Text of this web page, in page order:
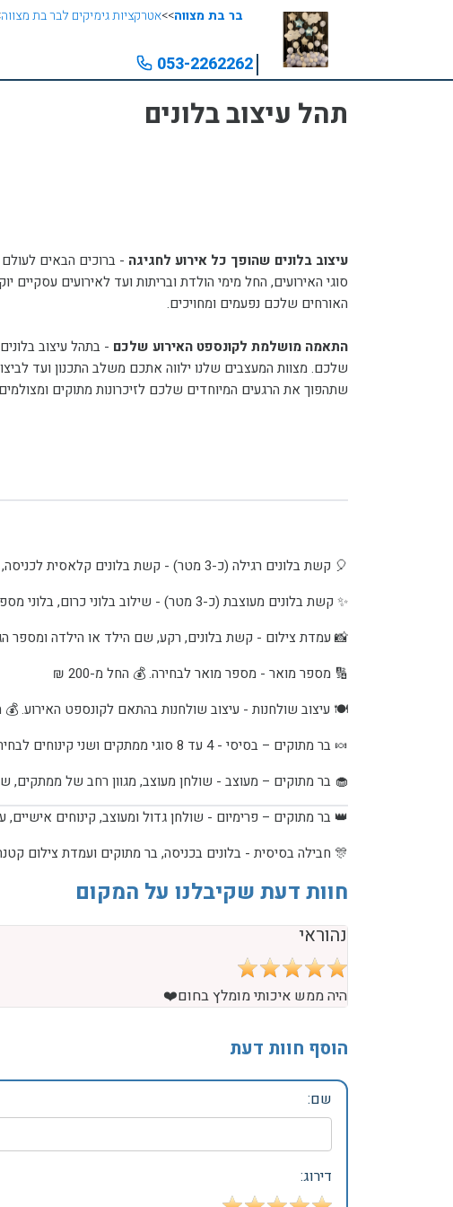
בר בת מצווה>>אטרקציות גימיקים לבר בת מצווה
053-2262262⁩
תהל עיצוב בלונים
עיצוב בלונים שהופך כל אירוע לחגיגה - ברוכים הבאים
סוגי האירועים, החל מימי הולדת ובריתות ועד לאירועים
האורחים שלכם נפעמים ומחויכים.
התאמה מושלמת לקונספט האירוע שלכם - בתהל עיצוב
שלכם. מצוות המעצבים שלנו ילווה אתכם משלב התכנון ועד
שתהפוך את הרגעים המיוחדים שלכם לזיכרונות מתוקים
🎈 קשת בלונים רגילה (כ-3 מטר) - קשת בלונים קלאסית לכניסה, במה או עמדת צילום. 💰 החל מ-600 ₪
✨ קשת בלונים מעוצבת (כ-3 מטר) - שילוב בלוני כרום, בלוני מספרים ואלמנטים מיוחדים. 💰 החל מ-1,000 ₪
📸 עמדת צילום - קשת בלונים, רקע, שם הילד או הילדה ומספר הגיל.
🔢 מספר מואר - מספר מואר לבחירה. 💰 החל מ-200 ₪
🍽️ עיצוב שולחנות - עיצוב שולחנות בהתאם לקונספט האירוע. 💰 החל
🍬 בר מתוקים – בסיסי - 4 עד 8 סוגי ממתקים ושני קינוחים לבחירה. 💰 החל מ-800 ₪
🧁 בר מתוקים – מעוצב - שולחן מעוצב, מגוון רחב של ממתקים,
👑 בר מתוקים – פרימיום - שולחן גדול ומעוצב, קינוחים אישיים,
🎊 חבילה בסיסית - בלונים בכניסה, בר מתוקים ועמדת צילום קטנה. 💰
🎉 חבילה בינונית - קישוט חלקי של האולם, קשת בלונים או שני
חוות דעת שקיבלנו על המקום
נהוראי
היה ממש איכותי מומלץ בחום❤️
הוסף חוות דעת
שם:
דירוג: